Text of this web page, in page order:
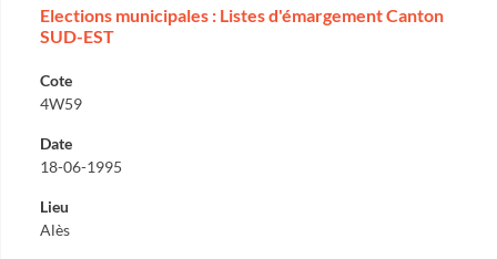
Elections municipales : Listes d'émargement Canton
SUD-EST
Cote
4W59
Date
18-06-1995
Lieu
Alès